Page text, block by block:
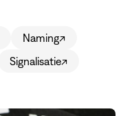
Naming↗
Signalisatie↗